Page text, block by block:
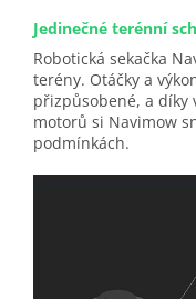
Jedinečné terénní
Robotická sekačka
terény. Otáčky a
přizpůsobené, a díky
motorů si Navimow
podmínkách.